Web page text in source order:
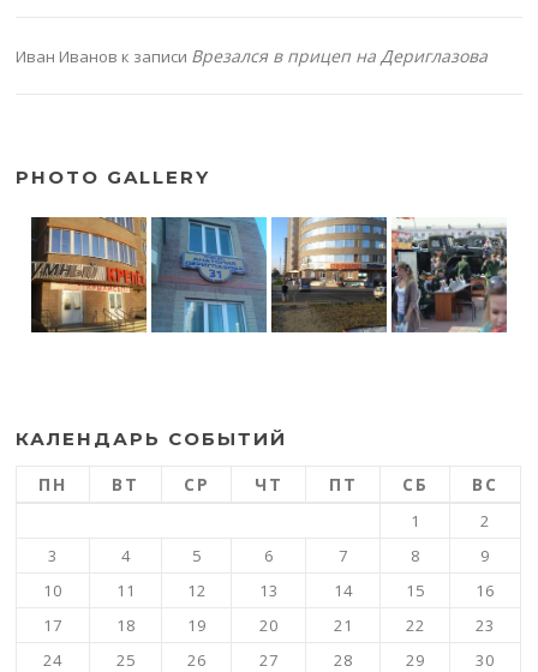
Иван Иванов к записи Врезался в прицеп на Дериглазова
PHOTO GALLERY
КАЛЕНДАРЬ СОБЫТИЙ
ПН ВТ СР ЧТ ПТ СБ ВС
1
2
3
4 5 6 7 8
9
10
11 12 13 14 15
16
17
18 19 20 21 22
23
24
25 26 27 28 29
30